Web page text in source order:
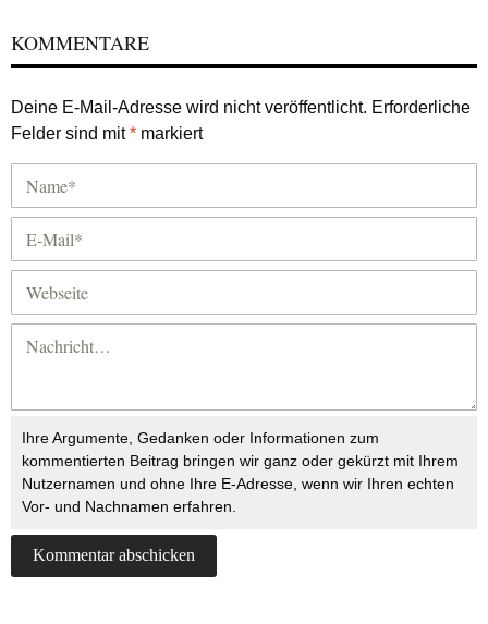
KOMMENTARE
Deine E-Mail-Adresse wird nicht veröffentlicht. Erforderliche
Felder sind mit* markiert
Ihre Argumente, Gedanken oder Informationen zum
kommentierten Beitrag bringen wir ganz oder gekürzt mit Ihrem
Nutzernamen und ohne Ihre E-Adresse, wenn wir Ihren echten
Vor- und Nachnamen erfahren.